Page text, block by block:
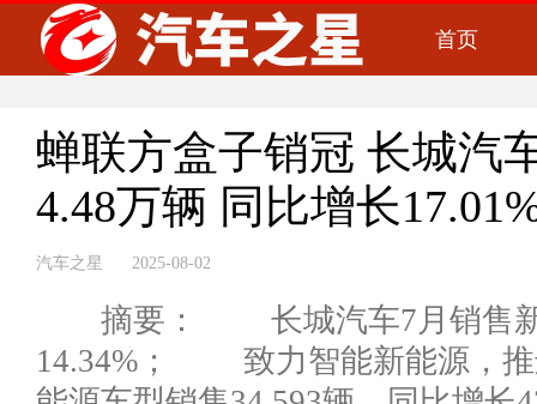
首页
蝉联方盒子销冠 长城汽
4.48万辆 同比增长
汽车之星 2025-08-02
摘要： 长城汽车7月销售新
14.34%； 致力智能新能源，推